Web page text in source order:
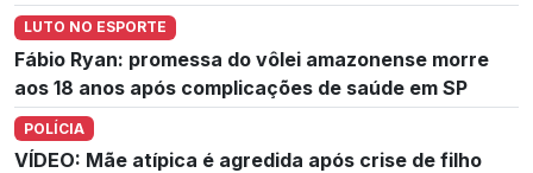
LUTO NO ESPORTE
Fábio Ryan: promessa do vôlei amazonense morre
aos 18 anos após complicações de saúde em SP
POLÍCIA
VÍDEO: Mãe atípica é agredida após crise de filho